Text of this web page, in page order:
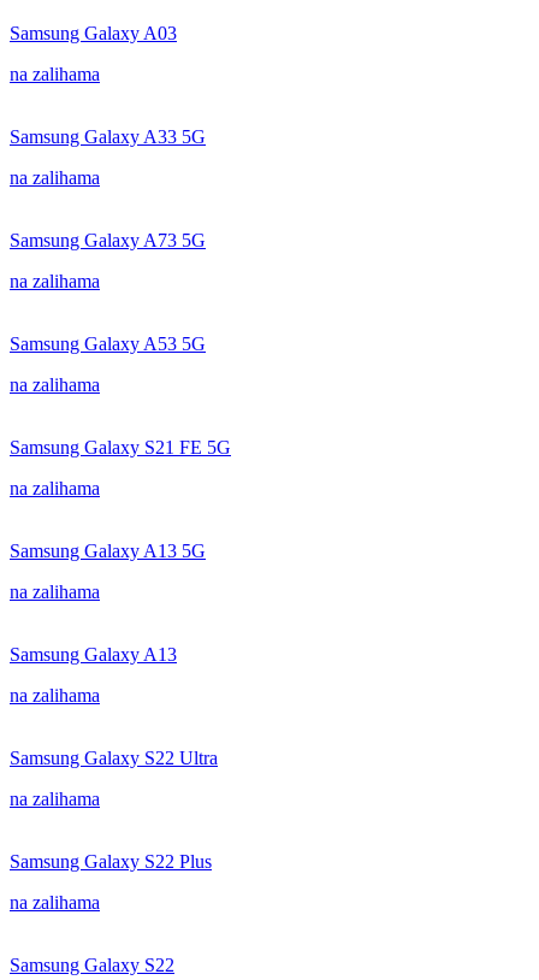
Samsung Galaxy A03
na zalihama
Samsung Galaxy A33 5G
na zalihama
Samsung Galaxy A73 5G
na zalihama
Samsung Galaxy A53 5G
na zalihama
Samsung Galaxy S21 FE 5G
na zalihama
Samsung Galaxy A13 5G
na zalihama
Samsung Galaxy A13
na zalihama
Samsung Galaxy S22 Ultra
na zalihama
Samsung Galaxy S22 Plus
na zalihama
Samsung Galaxy S22